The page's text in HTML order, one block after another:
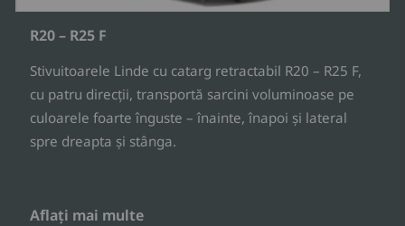
R20 – R25 F
Stivuitoarele Linde cu catarg retractabil R20 – R25 F,
cu patru direcții, transportă sarcini voluminoase pe
culoarele foarte înguste – înainte, înapoi și lateral
spre dreapta și stânga.
Aflați mai multe